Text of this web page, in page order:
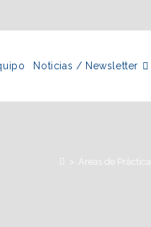
Noticias / Newsletter
> Áreas de Práctica